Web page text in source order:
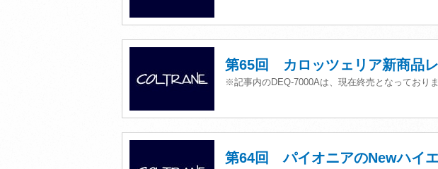
第65回 カロッツェリア新商品
※記事内のDEQ-7000Aは、現在終売となっており
第64回 パイオニアのNewハイエ